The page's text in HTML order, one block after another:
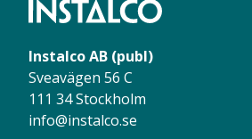
Instalco AB (publ)
Sveavägen 56 C
111 34 Stockholm
info@instalco.se